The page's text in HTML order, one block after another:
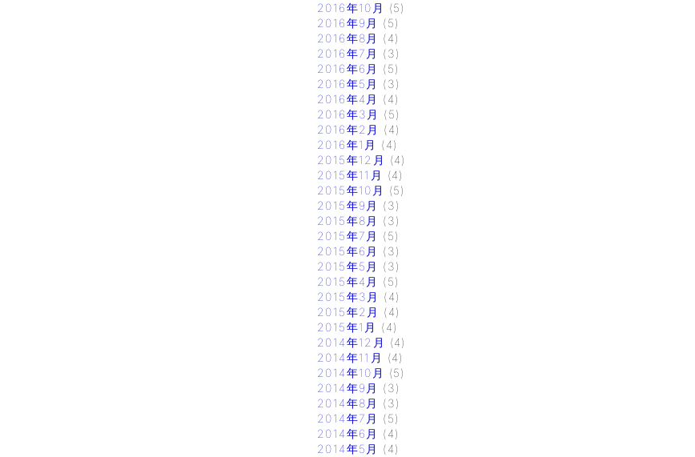
2016年10月
(5)
2016年9月
(5)
2016年8月
(4)
2016年7月
(3)
2016年6月
(5)
2016年5月
(3)
2016年4月
(4)
2016年3月
(5)
2016年2月
(4)
2016年1月
(4)
2015年12月
(4)
2015年11月
(4)
2015年10月
(5)
2015年9月
(3)
2015年8月
(3)
2015年7月
(5)
2015年6月
(3)
2015年5月
(3)
2015年4月
(5)
2015年3月
(4)
2015年2月
(4)
2015年1月
(4)
2014年12月
(4)
2014年11月
(4)
2014年10月
(5)
2014年9月
(3)
2014年8月
(3)
2014年7月
(5)
2014年6月
(4)
2014年5月
(4)